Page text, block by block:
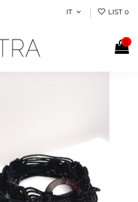
IT LIST 0
0